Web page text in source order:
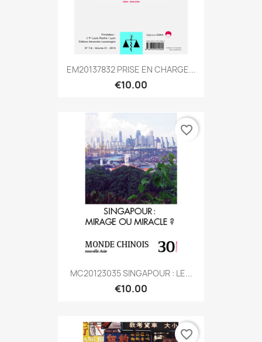
EM20137832 PRISE EN CHARGE...
€10.00
MC20123035 SINGAPOUR : LE...
€10.00
favorite_border
favorite_border